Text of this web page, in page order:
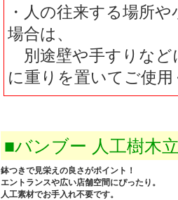
・人の往来する場所
場合は、
別途壁や手すりなど
に重りを置いてご使
■バンブー 人工樹木
鉢つきで見栄えの良さがポイント！
エントランスや広い店舗空間にぴったり。
人工素材でお手入れ不要です。